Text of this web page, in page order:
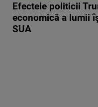
Efectele politicii
economică a lumii
SUA